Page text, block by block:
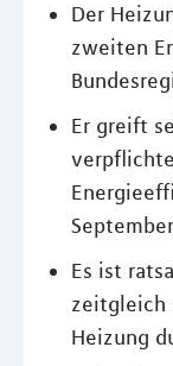
Der
zweiten
Er greift
Es ist
zeitgleich
Heizung